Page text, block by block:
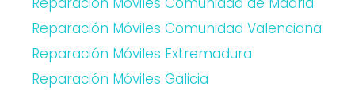
Reparación Móviles Comunidad Valenciana
Reparación Móviles Extremadura
Reparación Móviles Galicia